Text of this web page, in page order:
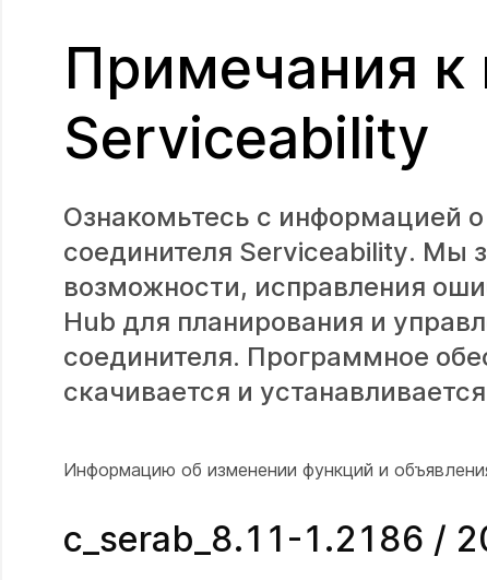
Примечания к
Serviceability
Ознакомьтесь с информацией
соединителя Serviceability. Мы
возможности, исправления
Hub для планирования и
соединителя. Программное
скачивается и
Информацию об изменении функций и
c_serab_8.11-1.2186 /